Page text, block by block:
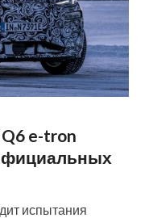
e-tron
испытания